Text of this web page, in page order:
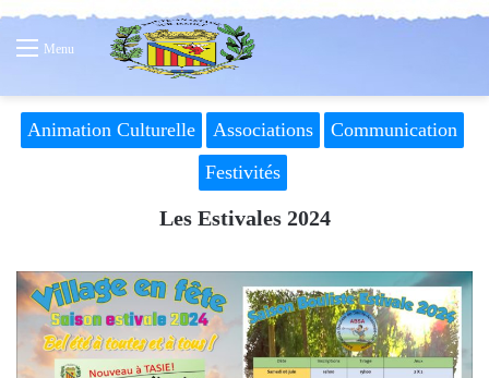
Menu
Animation Culturelle Associations
Communication
Festivités
Les Estivales 2024